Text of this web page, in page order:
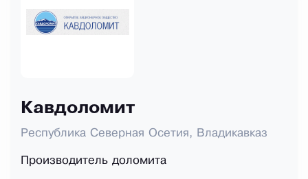
Кавдоломит
Республика Северная Осетия, Владикавказ
Производитель доломита